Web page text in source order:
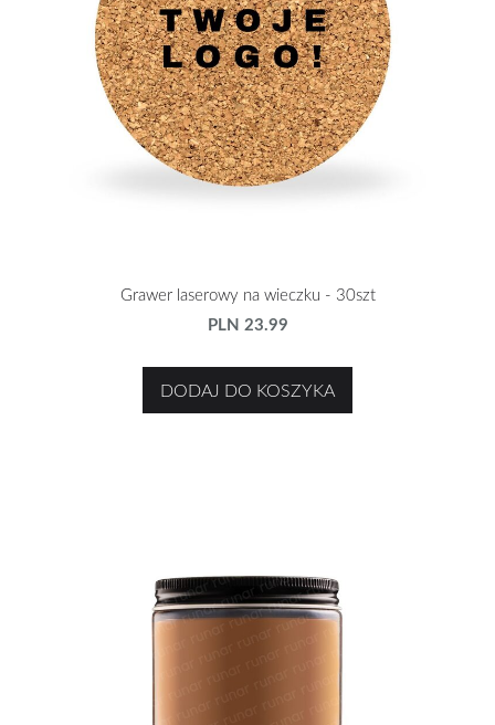
Grawer laserowy na wieczku - 30szt
PLN 23.99
DODAJ DO KOSZYKA